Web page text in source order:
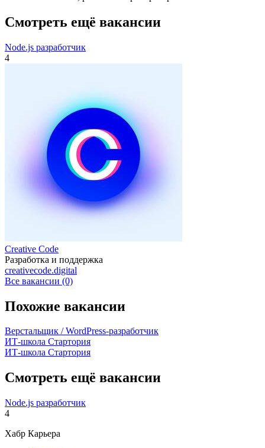
Смотреть ещё вакансии
Node.js разработчик
4
Creative Code
Разработка и поддержка
creativecode.digital
Все вакансии (0)
Похожие вакансии
Верстальщик / WordPress-разработчик
ИТ-школа Стартория
ИТ-школа Стартория
Смотреть ещё вакансии
Node.js разработчик
4
Хабр Карьера